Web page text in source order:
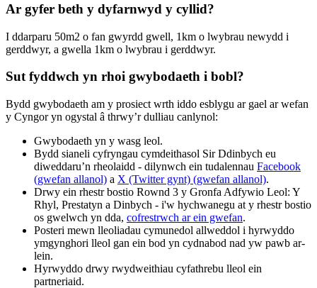
Ar gyfer beth y dyfarnwyd y cyllid?
I ddarparu 50m2 o fan gwyrdd gwell, 1km o lwybrau newydd i
gerddwyr, a gwella 1km o lwybrau i gerddwyr.
Sut fyddwch yn rhoi gwybodaeth i bobl?
Bydd gwybodaeth am y prosiect wrth iddo esblygu ar gael ar wefan
y Cyngor yn ogystal â thrwy’r dulliau canlynol:
Gwybodaeth yn y wasg leol.
Bydd sianeli cyfryngau cymdeithasol Sir Ddinbych eu
diweddaru’n rheolaidd - dilynwch ein tudalennau Facebook
(gwefan allanol) a X (Twitter gynt) (gwefan allanol).
Drwy ein rhestr bostio Rownd 3 y Gronfa Adfywio Leol: Y
Rhyl, Prestatyn a Dinbych - i'w hychwanegu at y rhestr bostio
os gwelwch yn dda, cofrestrwch ar ein gwefan.
Posteri mewn lleoliadau cymunedol allweddol i hyrwyddo
ymgynghori lleol gan ein bod yn cydnabod nad yw pawb ar-
lein.
Hyrwyddo drwy rwydweithiau cyfathrebu lleol ein
partneriaid.